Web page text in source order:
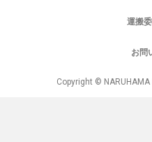
運搬
お問
Copyright © NARUHAMA